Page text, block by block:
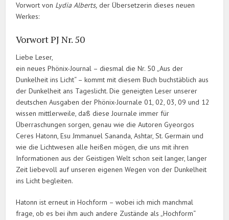
Vorwort von Lydia Alberts, der Übersetzerin dieses neuen
Werkes:
Vorwort PJ Nr. 50
Liebe Leser,
ein neues Phönix-Journal – diesmal die Nr. 50 „Aus der
Dunkelheit ins Licht“ – kommt mit diesem Buch buchstäblich aus
der Dunkelheit ans Tageslicht. Die geneigten Leser unserer
deutschen Ausgaben der Phönix-Journale 01, 02, 03, 09 und 12
wissen mittlerweile, daß diese Journale immer für
Überraschungen sorgen, genau wie die Autoren Gyeorgos
Ceres Hatonn, Esu Jmmanuel Sananda, Ashtar, St. Germain und
wie die Lichtwesen alle heißen mögen, die uns mit ihren
Informationen aus der Geistigen Welt schon seit langer, langer
Zeit liebevoll auf unseren eigenen Wegen von der Dunkelheit
ins Licht begleiten.
Hatonn ist erneut in Hochform – wobei ich mich manchmal
frage, ob es bei ihm auch andere Zustände als „Hochform“